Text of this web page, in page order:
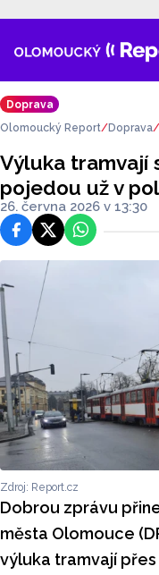
Doprava
Olomoucký Report
Doprava
Výluka tramvají
pojedou už v
26. června 2026 v 13:30
FacebookPlatforma X
WhatsApp
Zdroj: Report.cz
Dobrou zprávu
města Olomouce
výluka tramvají